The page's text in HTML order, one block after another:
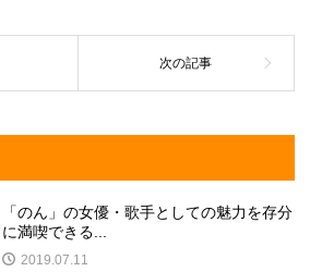
o
k
「のん」の女優・歌手としての魅力を存分
に満喫できる...
2019.07.11